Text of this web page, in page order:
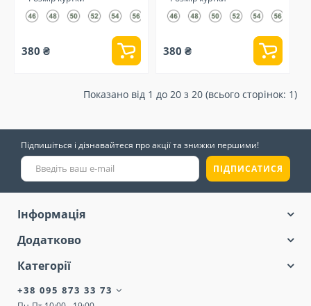
380 ₴ 380 ₴
Показано від 1 до 20 з 20 (всього сторінок: 1)
Підпишіться і дізнавайтеся про акції та знижки першими!
ПІДПИСАТИСЯ
Інформація
Додатково
Категорії
+38 095 873 33 73